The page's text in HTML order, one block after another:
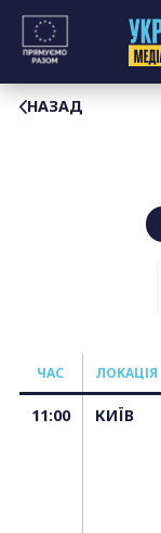
Перейти
контенту
НАЗАД
ЧАС ЛОКАЦІЯ
11:00 КИЇВ